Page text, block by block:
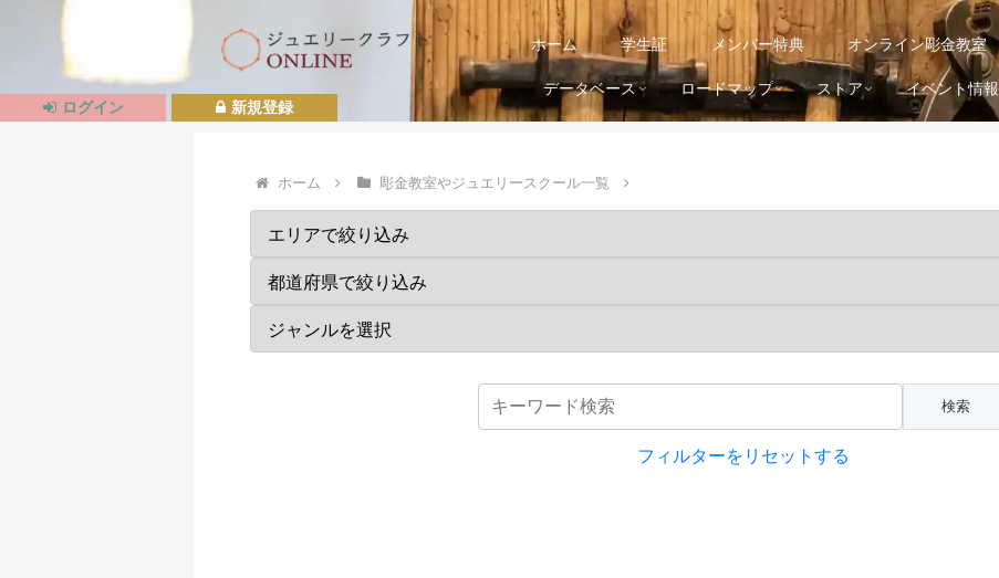
ホーム 学生証 メンバー特典 オンライン彫金教室
データベース ロードマップ ストア イベント情報
ホーム 彫金教室やジュエリースクール一覧
フィルターをリセットする
新規登録
ログイン